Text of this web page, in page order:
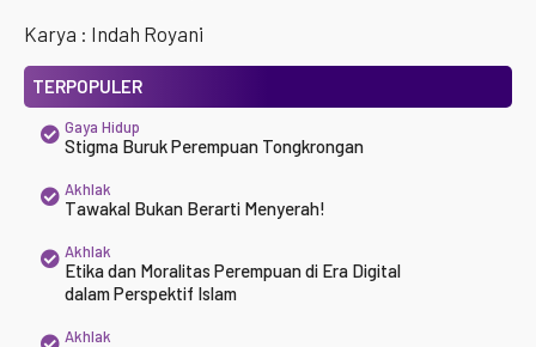
Karya : Indah Royani
TERPOPULER
Gaya Hidup
Stigma Buruk Perempuan Tongkrongan
Akhlak
Tawakal Bukan Berarti Menyerah!
Akhlak
Etika dan Moralitas Perempuan di Era Digital
dalam Perspektif Islam
Akhlak